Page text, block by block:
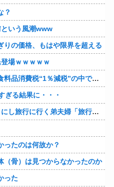
？
いう風潮www
りの価格、もはや限界を超える
場ｗｗｗｗｗ
【社会】「飲食店潰れますよ」食料品消費税“1％減税”の中で上がる懸念 外食は10％で“9％”差に…一方で対象の弁当店でも悲痛な声「値下げできない…」
ぎる結果に・・・
【衝撃】0歳児を玄関に置き去りにし旅行に行く弟夫婦「旅行中、1ヶ月世話しろw」18年後に返せと言われ「お前らの子供、捨てたよ?」「は!?」
ったのは何故か？
（骨）は見つからなかったのか
った